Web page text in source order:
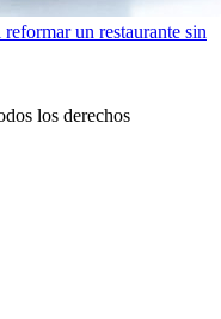
un restaurante sin
los derechos